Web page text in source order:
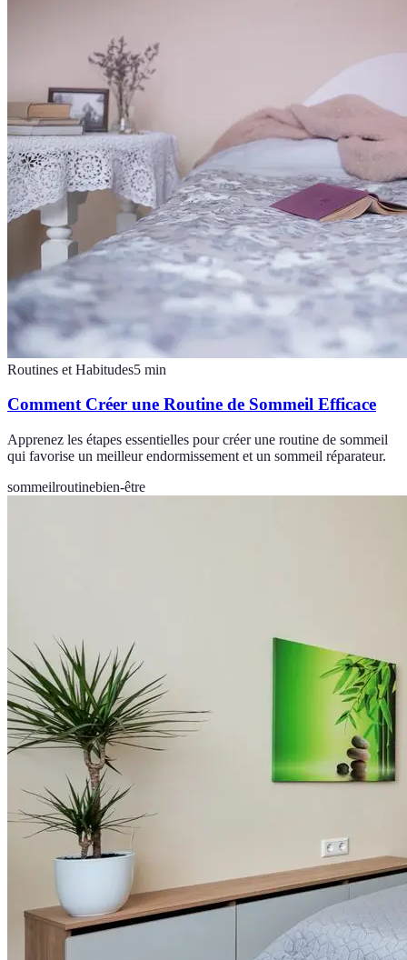
Routines et Habitudes5 min
Comment Créer une Routine de Sommeil Efficace
Apprenez les étapes essentielles pour créer une routine de sommeil
qui favorise un meilleur endormissement et un sommeil réparateur.
sommeilroutinebien-être